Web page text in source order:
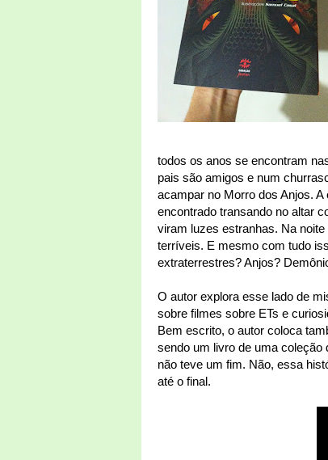
todos os anos se encontram
pais são amigos e num
acampar no Morro dos Anjos.
encontrado transando no altar
viram luzes estranhas. Na
terríveis. E mesmo com tudo
extraterrestres? Anjos?
O autor explora esse lado de
sobre filmes sobre ETs e
Bem escrito, o autor coloca
sendo um livro de uma coleção
não teve um fim. Não, essa
até o final.